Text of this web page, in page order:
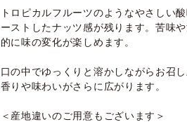
トロピカルフルーツのようなやさしい
ーストしたナッツ感が残ります。苦味
的に味の変化が楽しめます。
口の中でゆっくりと溶かしながらお召し
香りや味わいがさらに広がります。
＜産地違いのご用意もございます＞